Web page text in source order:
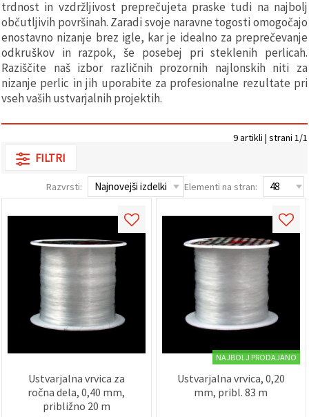
vašo
uporabniško
izkušnjo ter
z vašim
soglasjem
analiziramo
promet in
prikazujemo
ustreznejše
oglase, tudi
partnerjev
za analitiko
S klikom na
vse!« se
strinjate z
piškotkov.
Nastavitvah
preference z
piškotkov
in klikom
na gumb
trdnost in vzdržljivost preprečujeta praske tudi na najbolj
občutljivih površinah. Zaradi svoje naravne togosti omogočajo
enostavno nizanje brez igle, kar je idealno za preprečevanje
odkruškov in razpok, še posebej pri steklenih perlicah.
Raziščite naš izbor različnih prozornih najlonskih niti za
nizanje perlic in jih uporabite za profesionalne rezultate pri
vseh vaših ustvarjalnih projektih.
9 artikli | strani 1/1
FILTRI
Razvrsti: Elementi na stran:
Ustvarjalna vrvica za
ročna dela, 0,40 mm,
približno 20 m
NAJBOLJ PRODAJANO
Ustvarjalna vrvica, 0,20
mm, pribl. 83 m